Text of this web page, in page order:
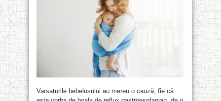
Varsaturile bebelusului au mereu o cauză, fie că